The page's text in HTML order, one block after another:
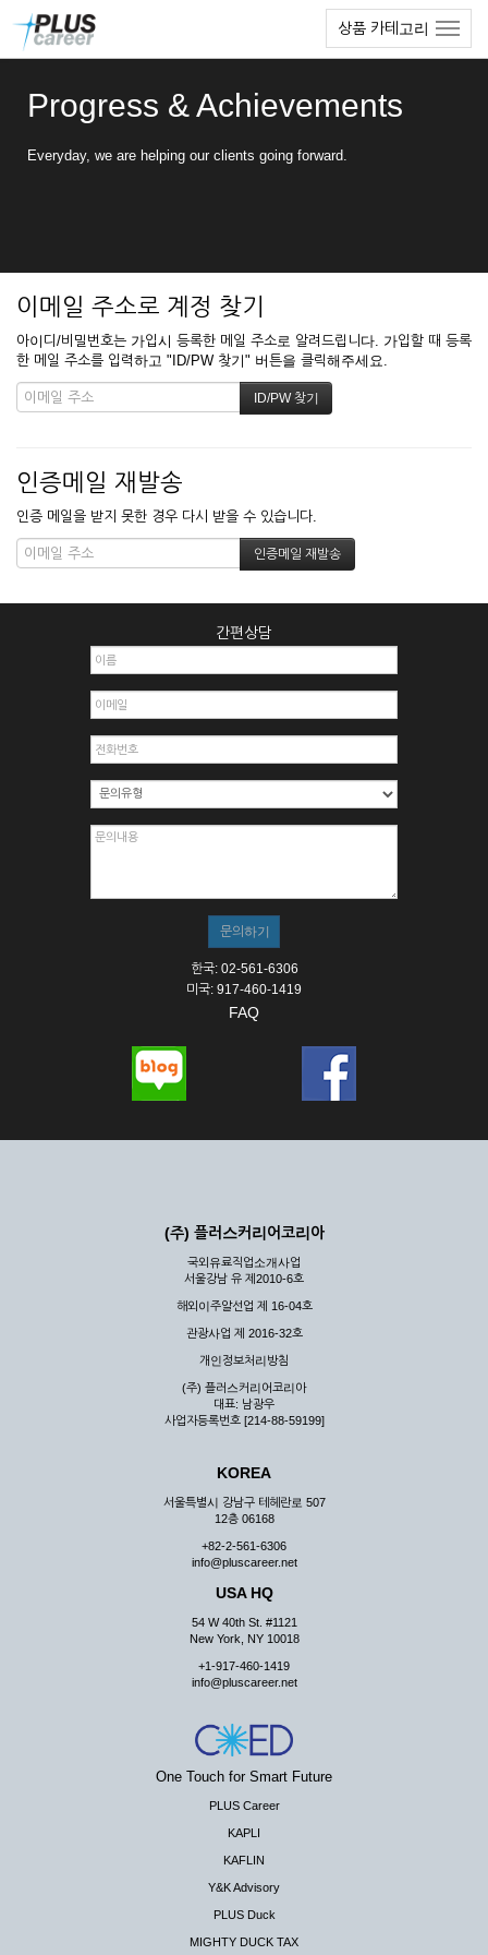
상품 카테고리
Progress & Achievements
Everyday, we are helping our clients going forward.
이메일 주소로 계정 찾기
아이디/비밀번호는 가입시 등록한 메일 주소로 알려드립니다. 가입할 때 등록
한 메일 주소를 입력하고 "ID/PW 찾기" 버튼을 클릭해주세요.
인증메일 재발송
인증 메일을 받지 못한 경우 다시 받을 수 있습니다.
간편상담
한국: 02-561-6306
미국: 917-460-1419
FAQ
(주) 플러스커리어코리아
국외유료직업소개사업
서울강남 유 제2010-6호
해외이주알선업 제 16-04호
관광사업 제 2016-32호
개인정보처리방침
(주) 플러스커리어코리아
대표: 남광우
사업자등록번호 [214-88-59199]
KOREA
서울특별시 강남구 테헤란로 507
12층 06168
+82-2-561-6306
info@pluscareer.net
USA HQ
54 W 40th St. #1121
New York, NY 10018
+1-917-460-1419
info@pluscareer.net
One Touch for Smart Future
PLUS Career
KAPLI
KAFLIN
Y&K Advisory
PLUS Duck
MIGHTY DUCK TAX